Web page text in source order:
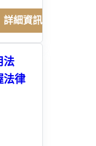
詳細資訊
法
法律